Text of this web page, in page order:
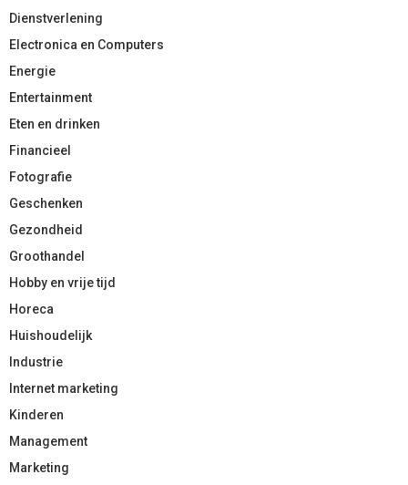
Dienstverlening
Electronica en Computers
Energie
Entertainment
Eten en drinken
Financieel
Fotografie
Geschenken
Gezondheid
Groothandel
Hobby en vrije tijd
Horeca
Huishoudelijk
Industrie
Internet marketing
Kinderen
Management
Marketing